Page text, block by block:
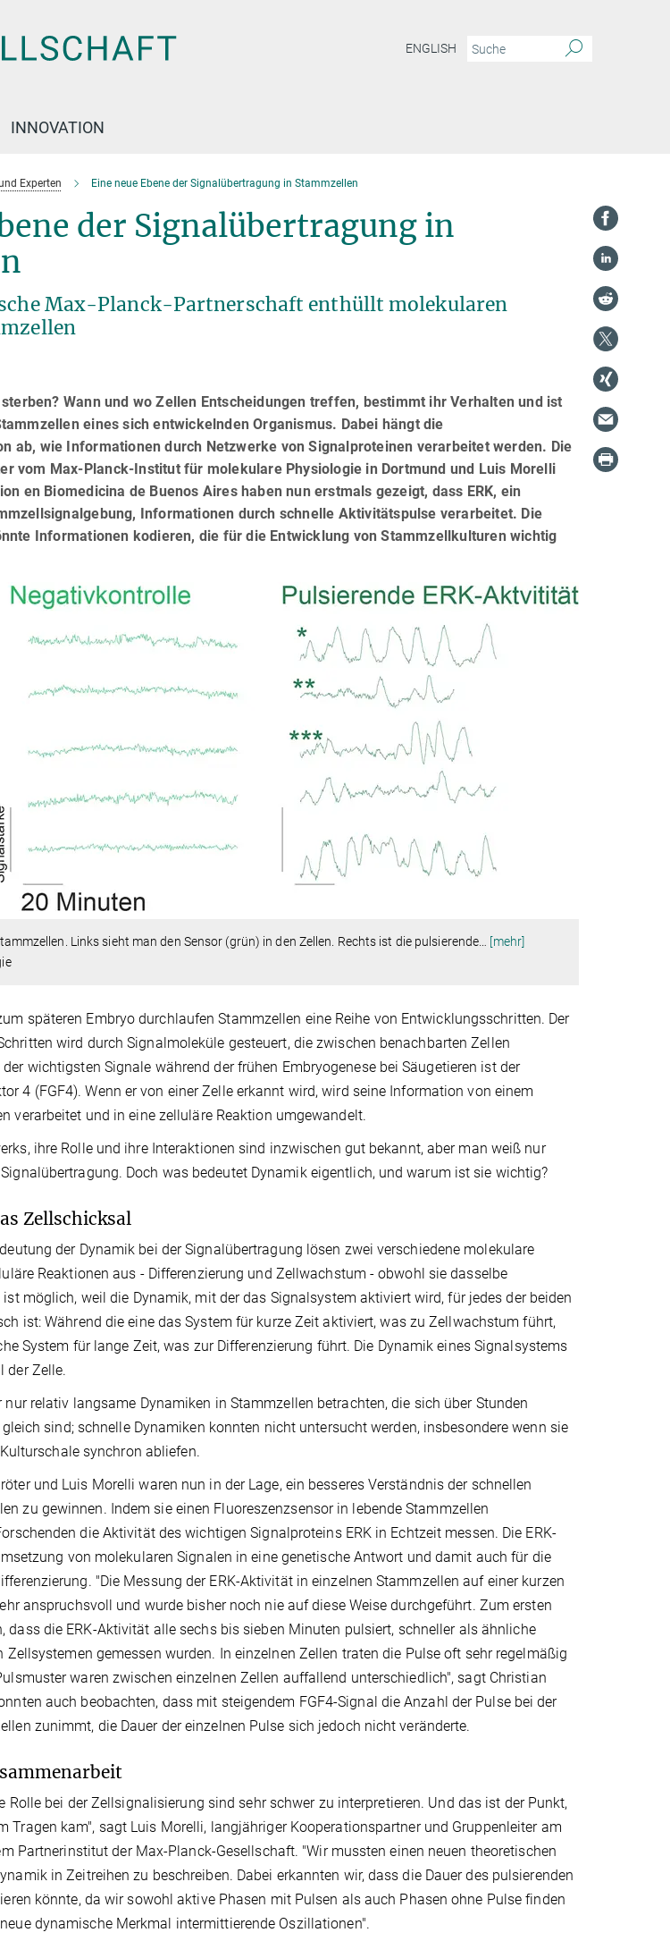
ENGLISH
INNOVATION
Experten Eine neue Ebene der Signalübertragung in Stammzellen
der Signalübertragung in
Max-Planck-Partnerschaft enthüllt molekularen
Wann und wo Zellen Entscheidungen treffen, bestimmt ihr Verhalten und ist
eines sich entwickelnden Organismus. Dabei hängt die
ab, wie Informationen durch Netzwerke von Signalproteinen verarbeitet werden. Die
vom Max-Planck-Institut für molekulare Physiologie in Dortmund und Luis Morelli
en Biomedicina de Buenos Aires haben nun erstmals gezeigt, dass ERK, ein
Informationen durch schnelle Aktivitätspulse verarbeitet. Die
Informationen kodieren, die für die Entwicklung von Stammzellkulturen wichtig
Links sieht man den Sensor (grün) in den Zellen. Rechts ist die pulsierende
[mehr]
späteren Embryo durchlaufen Stammzellen eine Reihe von Entwicklungsschritten. Der
wird durch Signalmoleküle gesteuert, die zwischen benachbarten Zellen
wichtigsten Signale während der frühen Embryogenese bei Säugetieren ist der
4 (FGF4). Wenn er von einer Zelle erkannt wird, wird seine Information von einem
verarbeitet und in eine zelluläre Reaktion umgewandelt.
ihre Rolle und ihre Interaktionen sind inzwischen gut bekannt, aber man weiß nur
Doch was bedeutet Dynamik eigentlich, und warum ist sie wichtig?
Zellschicksal
der Dynamik bei der Signalübertragung lösen zwei verschiedene molekulare
Reaktionen aus - Differenzierung und Zellwachstum - obwohl sie dasselbe
möglich, weil die Dynamik, mit der das Signalsystem aktiviert wird, für jedes der beiden
ist: Während die eine das System für kurze Zeit aktiviert, was zu Zellwachstum führt,
System für lange Zeit, was zur Differenzierung führt. Die Dynamik eines Signalsystems
der Zelle.
relativ langsame Dynamiken in Stammzellen betrachten, die sich über Stunden
sind; schnelle Dynamiken konnten nicht untersucht werden, insbesondere wenn sie
synchron abliefen.
und Luis Morelli waren nun in der Lage, ein besseres Verständnis der schnellen
zu gewinnen. Indem sie einen Fluoreszenzsensor in lebende Stammzellen
die Aktivität des wichtigen Signalproteins ERK in Echtzeit messen. Die ERK-
von molekularen Signalen in eine genetische Antwort und damit auch für die
"Die Messung der ERK-Aktivität in einzelnen Stammzellen auf einer kurzen
anspruchsvoll und wurde bisher noch nie auf diese Weise durchgeführt. Zum ersten
dass die ERK-Aktivität alle sechs bis sieben Minuten pulsiert, schneller als ähnliche
Zellsystemen gemessen wurden. In einzelnen Zellen traten die Pulse oft sehr regelmäßig
waren zwischen einzelnen Zellen auffallend unterschiedlich", sagt Christian
auch beobachten, dass mit steigendem FGF4-Signal die Anzahl der Pulse bei der
zunimmt, die Dauer der einzelnen Pulse sich jedoch nicht veränderte.
Rolle bei der Zellsignalisierung sind sehr schwer zu interpretieren. Und das ist der Punkt,
Tragen kam", sagt Luis Morelli, langjähriger Kooperationspartner und Gruppenleiter am
Partnerinstitut der Max-Planck-Gesellschaft. "Wir mussten einen neuen theoretischen
in Zeitreihen zu beschreiben. Dabei erkannten wir, dass die Dauer des pulsierenden
könnte, da wir sowohl aktive Phasen mit Pulsen als auch Phasen ohne Pulse finden
dynamische Merkmal intermittierende Oszillationen".